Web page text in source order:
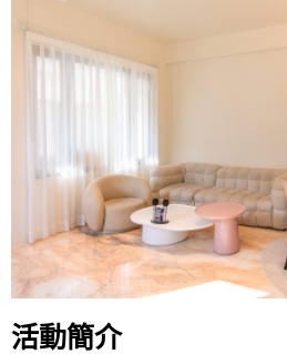
活動簡介